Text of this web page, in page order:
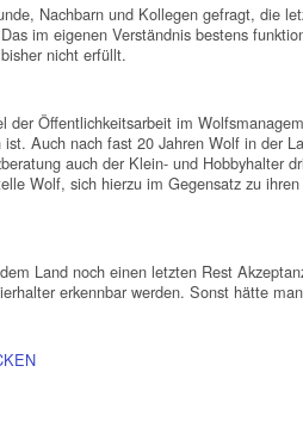
Nachbarn und Kollegen gefragt, die
im eigenen Verständnis bestens
nicht erfüllt.
der Öffentlichkeitsarbeit im
ist. Auch nach fast 20 Jahren Wolf in der
auch der Klein- und Hobbyhalter
Wolf, sich hierzu im Gegensatz zu
Land noch einen letzten Rest
erkennbar werden. Sonst hätte